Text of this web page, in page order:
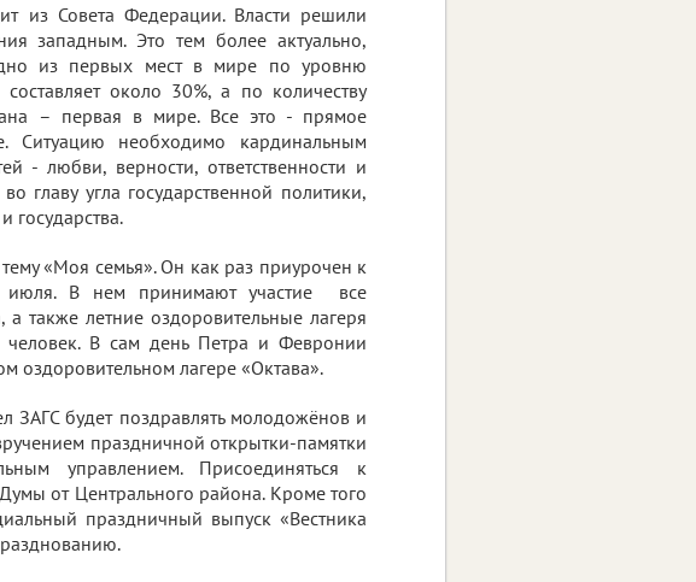
из Совета Федерации. Власти решили
западным. Это тем более актуально,
из первых мест в мире по уровню
около 30%, а по количеству
– первая в мире. Все это - прямое
Ситуацию необходимо кардинальным
- любви, верности, ответственности и
главу угла государственной политики,
государства.
«Моя семья». Он как раз приурочен к
июля. В нем принимают участие все
также летние оздоровительные лагеря
В сам день Петра и Февронии
оздоровительном лагере «Октава».
ЗАГС будет поздравлять молодожёнов и
праздничной открытки-памятки
управлением. Присоединяться к
от Центрального района. Кроме того
праздничный выпуск «Вестника